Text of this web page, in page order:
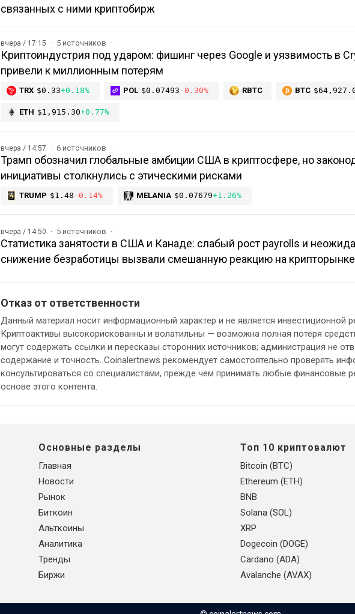
связанных с ними криптобирж
вчера / 17:15 5 источников
Криптоиндустрия под ударом: фишинг через Google и уязвимость в
привели к миллионным потерям
TRX $0.33+0.18% POL $0.07493 -0.30% RBTC BTC
ETH $1,915.30+0.77%
вчера / 14:57 6 источников
Трамп обозначил глобальные амбиции США в криптосфере, но
инициативы столкнулись с этическими рисками
TRUMP $1.48 -0.14% MELANIA $0.07679+1.26%
вчера / 14:50 5 источников
Статистика занятости в США и Канаде: слабый рост payrolls и
снижение безработицы вызвали смешанную реакцию на крипторынке
Отказ от ответственности
Данный материал носит информационный характер и не является инвестиционной
Криптоактивы высокорискованны и волатильны — возможна полная потеря
могут содержать ссылки и пересказы сторонних источников; администрация не
содержание и точность. Coinalertnews рекомендует самостоятельно проверять
консультироваться со специалистами, прежде чем принимать любые финансовые
основе этого контента.
Основные разделы
Главная
Новости
Рынок
Биткоин
Альткоины
Аналитика
Тренды
Биржи
Топ 10 криптовалют
Bitcoin (BTC)
Ethereum (ETH)
BNB
Solana (SOL)
XRP
Dogecoin (DOGE)
Cardano (ADA)
Avalanche (AVAX)